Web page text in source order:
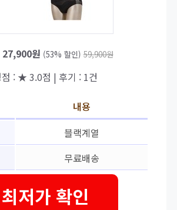
27,900원 (53% 할인) 59,900원
점 : ★ 3.0점 | 후기 : 1건
내용
블랙계열
무료배송
최저가 확인